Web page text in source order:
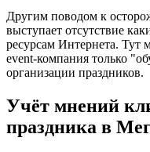
Другим поводом к
выступает отсутствие
ресурсам Интернета.
event-компания только
организации праздников.
Учёт мнений
праздника в